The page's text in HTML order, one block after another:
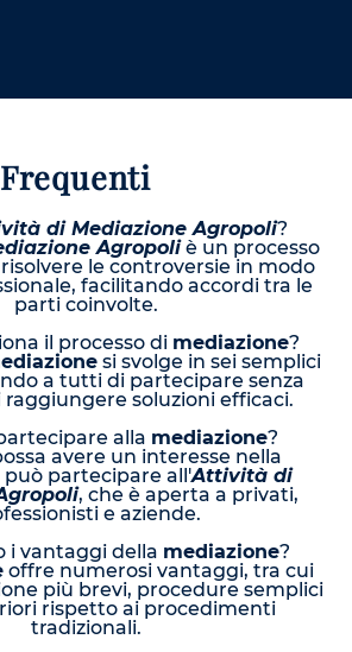
di Mediazione Agropoli?
Agropoliè un processo
le controversie in modo
facilitando accordi tra le
parti coinvolte.
il processo di mediazione?
si svolge in sei semplici
a tutti di partecipare senza
soluzioni efficaci.
alla mediazione?
avere un interesse nella
partecipare all'Attività di
, che è aperta a privati,
e aziende.
i vantaggi della mediazione?
offre numerosi vantaggi, tra cui
più brevi, procedure semplici
rispetto ai procedimenti
tradizionali.